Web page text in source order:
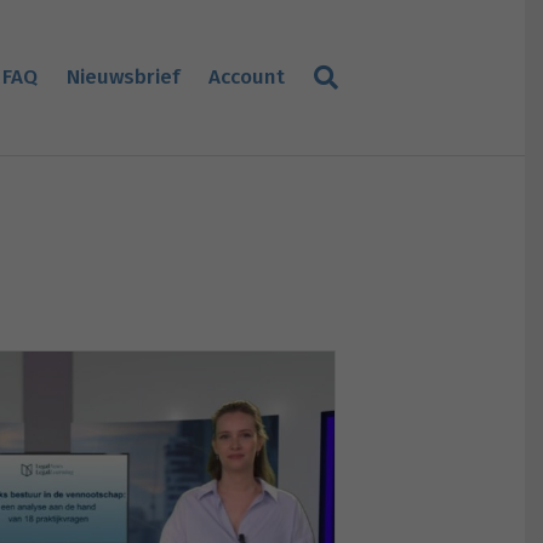
FAQ Nieuwsbrief Account